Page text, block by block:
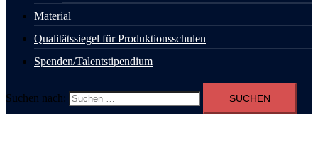
Material
Qualitätssiegel für Produktionsschulen
Spenden/Talentstipendium
Suchen nach: